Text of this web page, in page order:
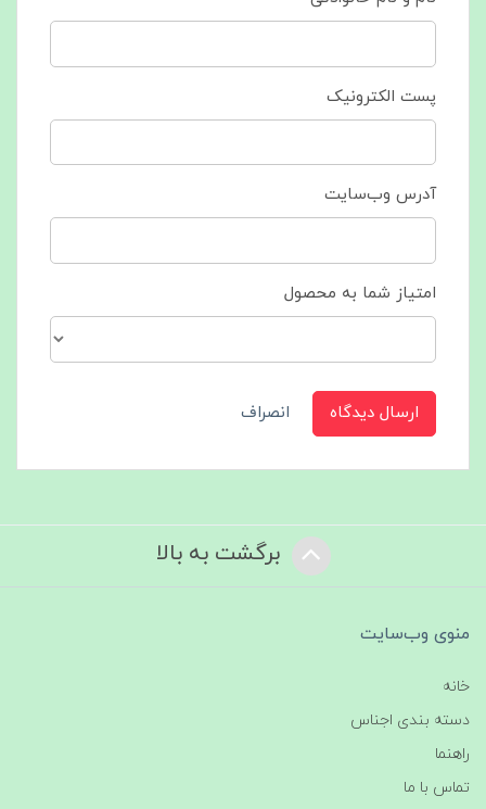
پست الکترونیک
آدرس وب‌سایت
امتیاز شما به محصول
ارسال دیدگاه انصراف
برگشت به بالا
منوی وب‌سایت
خانه
دسته بندی اجناس
راهنما
تماس با ما